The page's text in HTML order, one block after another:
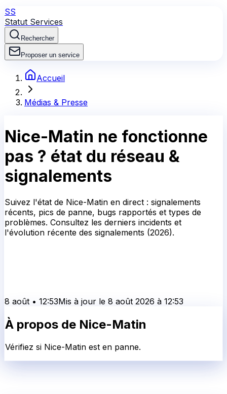
SS
Statut Services
Rechercher
Proposer un service
Accueil
Médias & Presse
Nice-Matin ne fonctionne
pas ? état du réseau &
signalements
Suivez l'état de Nice-Matin en direct : signalements
récents, pics de panne, bugs rapportés et types de
problèmes. Consultez les derniers incidents et
l'évolution récente des signalements (2026).
8 août • 12:53Mis à jour le 8 août 2026 à 12:53
À propos de Nice-Matin
Vérifiez si Nice-Matin est en panne.